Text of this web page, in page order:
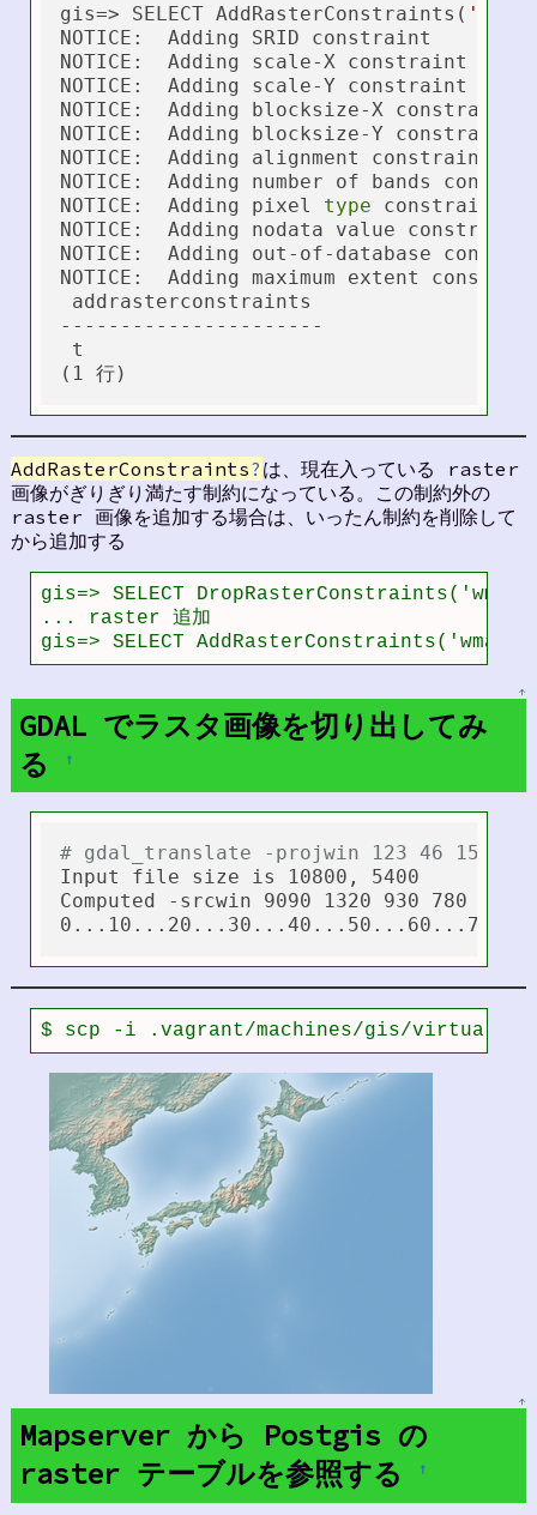
gis=> SELECT AddRasterConstraints(
NOTICE:  Adding SRID constraint
NOTICE:  Adding scale-X constraint
NOTICE:  Adding scale-Y constraint
NOTICE:  Adding blocksize-X constraint
NOTICE:  Adding blocksize-Y constraint
NOTICE:  Adding alignment constraint
NOTICE:  Adding number of bands
NOTICE:  Adding pixel type constraint
NOTICE:  Adding nodata value constraint
NOTICE:  Adding out-of-database
NOTICE:  Adding maximum extent
addrasterconstraints
----------------------
t
AddRasterConstraints? は、現在入っている raster
画像がぎりぎり満たす制約になっている。この制約外の
raster 画像を追加する場合は、いったん制約を削除して
から追加する
gis=> SELECT
... raster 追加
gis=> SELECT
↑
GDAL でラスタ画像を切り出してみ
る
†
# gdal_translate -projwin 123 46 154 20
Input file size is 10800, 5400
Computed -srcwin 9090 1320 930 780
$ scp -i .vagrant/machines/gis/virtualbox/
↑
Mapserver から Postgis の
raster テーブルを参照する
†